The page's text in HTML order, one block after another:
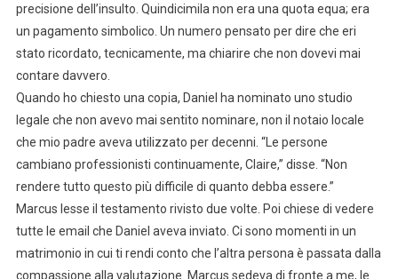
precisione dell’insulto. Quindicimila non era una quota equa; era
un pagamento simbolico. Un numero pensato per dire che eri
stato ricordato, tecnicamente, ma chiarire che non dovevi mai
contare davvero.
Quando ho chiesto una copia, Daniel ha nominato uno studio
legale che non avevo mai sentito nominare, non il notaio locale
che mio padre aveva utilizzato per decenni. “Le persone
cambiano professionisti continuamente, Claire,” disse. “Non
rendere tutto questo più difficile di quanto debba essere.”
Marcus lesse il testamento rivisto due volte. Poi chiese di vedere
tutte le email che Daniel aveva inviato. Ci sono momenti in un
matrimonio in cui ti rendi conto che l’altra persona è passata dalla
compassione alla valutazione. Marcus sedeva di fronte a me, le